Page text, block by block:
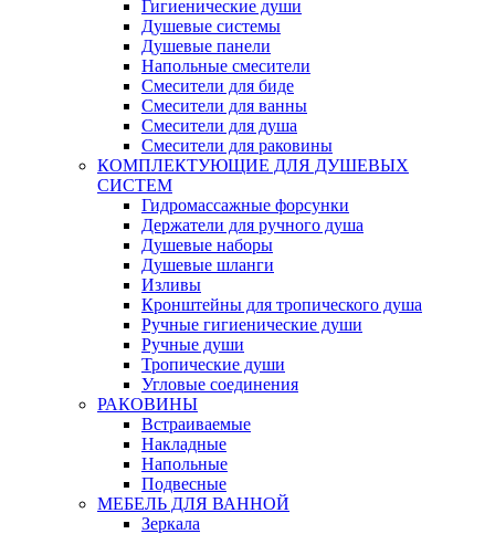
Гигиенические души
Душевые системы
Душевые панели
Напольные смесители
Смесители для биде
Смесители для ванны
Смесители для душа
Смесители для раковины
КОМПЛЕКТУЮЩИЕ ДЛЯ ДУШЕВЫХ
СИСТЕМ
Гидромассажные форсунки
Держатели для ручного душа
Душевые наборы
Душевые шланги
Изливы
Кронштейны для тропического душа
Ручные гигиенические души
Ручные души
Тропические души
Угловые соединения
РАКОВИНЫ
Встраиваемые
Накладные
Напольные
Подвесные
МЕБЕЛЬ ДЛЯ ВАННОЙ
Зеркала